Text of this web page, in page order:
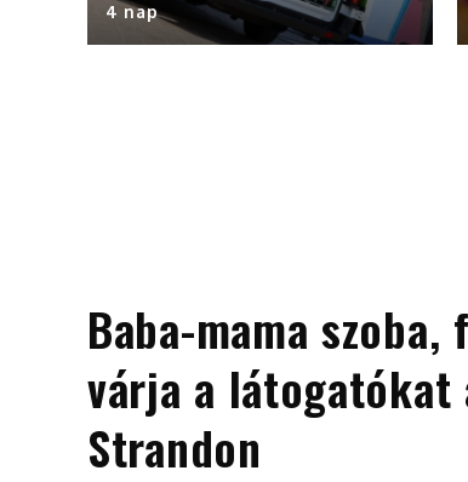
4 nap
Baba-mama
várja a látogatókat
Strandon